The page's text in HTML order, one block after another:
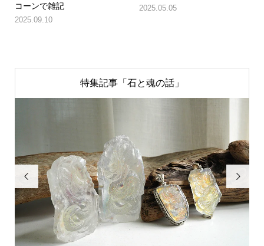
コーンで雑記
2025.09.10
2025.05.05
特集記事「石と魂の話」
 